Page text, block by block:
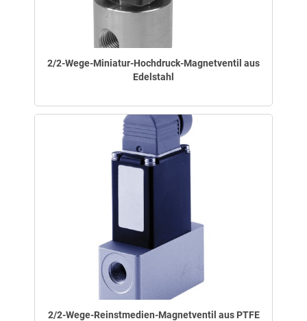
2/2-Wege-Miniatur-Hochdruck-Magnetventil aus
Edelstahl
2/2-Wege-Reinstmedien-Magnetventil aus PTFE